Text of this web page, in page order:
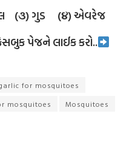
(૩) ગુડ (૪) એવરેજ
પેજને લાઈક કરો..
for mosquitoes
mosquitoes
Mosquitoes